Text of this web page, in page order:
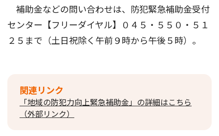
補助金などの問い合わせは、防犯緊急補助金受付
センター【フリーダイヤル】０４５・５５０・５１
２５まで（土日祝除く午前９時から午後５時）。
関連リンク
「地域の防犯力向上緊急補助金」の詳細はこちら
（外部リンク）